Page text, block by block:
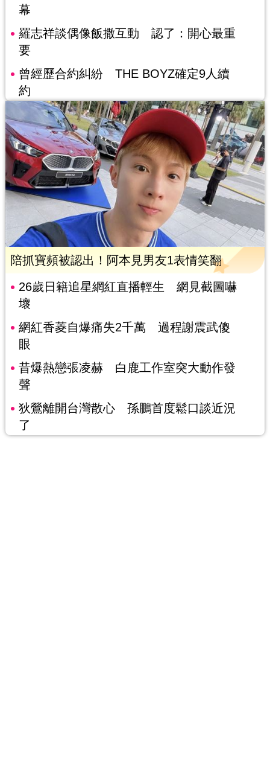
幕
羅志祥談偶像飯撒互動 認了：開心最重
要
曾經歷合約糾紛 THE BOYZ確定9人續
約
陪抓寶頻被認出！阿本見男友1表情笑翻
26歲日籍追星網紅直播輕生 網見截圖嚇
壞
網紅香菱自爆痛失2千萬 過程謝震武傻
眼
昔爆熱戀張凌赫 白鹿工作室突大動作發
聲
狄鶯離開台灣散心 孫鵬首度鬆口談近況
了